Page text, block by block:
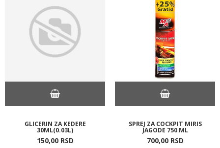
GLICERIN ZA KEDERE
30ML(0.03L)
150,00 RSD
SPREJ ZA COCKPIT MIRIS
JAGODE 750 ML
700,00 RSD